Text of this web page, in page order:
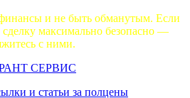
и не быть обманутым. Если
сделку максимально безопасно —
с ними.
СЕРВИС